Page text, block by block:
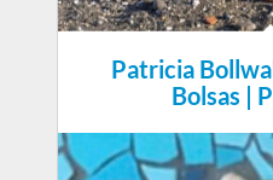
Patricia
Bolsas |